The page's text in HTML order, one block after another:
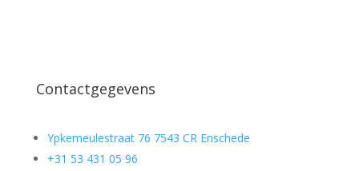
Contactgegevens
Ypkemeulestraat 76 7543 CR Enschede
+31 53 431 05 96